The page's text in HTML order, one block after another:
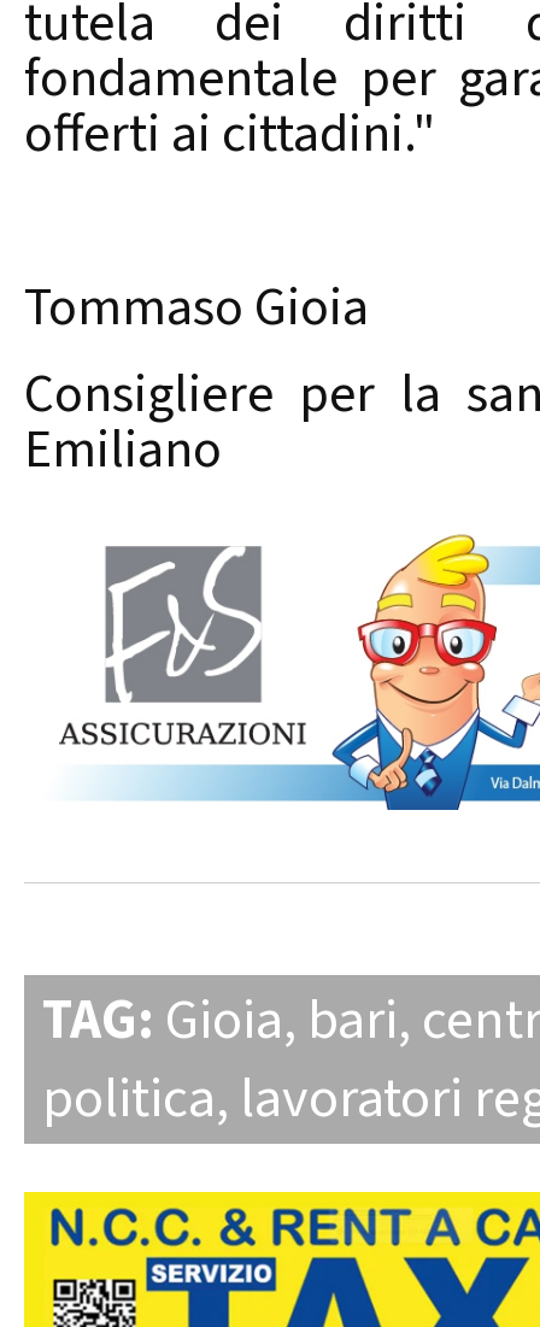
tutela dei diritti
fondamentale per
offerti ai cittadini."
Tommaso Gioia
Consigliere per la
Emiliano
TAG: Gioia, bari,
politica, lavoratori